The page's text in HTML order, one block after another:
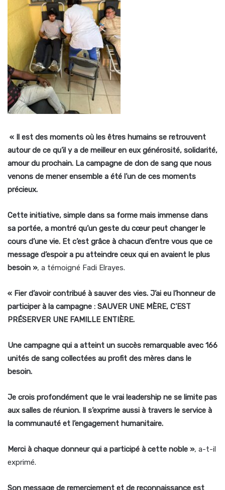
« Il est des moments où les êtres humains se retrouvent
autour de ce qu’il y a de meilleur en eux générosité, solidarité,
amour du prochain. La campagne de don de sang que nous
venons de mener ensemble a été l’un de ces moments
précieux.
Cette initiative, simple dans sa forme mais immense dans
sa portée, a montré qu’un geste du cœur peut changer le
cours d’une vie. Et c’est grâce à chacun d’entre vous que ce
message d’espoir a pu atteindre ceux qui en avaient le plus
besoin », a témoigné Fadi Elrayes.
« Fier d’avoir contribué à sauver des vies. J’ai eu l’honneur de
participer à la campagne : SAUVER UNE MÈRE, C’EST
PRÉSERVER UNE FAMILLE ENTIÈRE.
Une campagne qui a atteint un succès remarquable avec 166
unités de sang collectées au profit des mères dans le
besoin.
Je crois profondément que le vrai leadership ne se limite pas
aux salles de réunion. Il s’exprime aussi à travers le service à
la communauté et l’engagement humanitaire.
Merci à chaque donneur qui a participé à cette noble », a-t-il
exprimé.
Son message de remerciement et de reconnaissance est